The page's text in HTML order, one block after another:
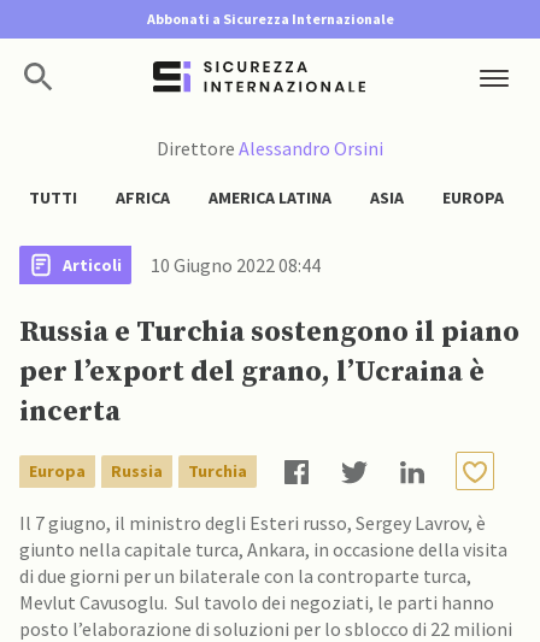
Abbonati a Sicurezza Internazionale
Direttore Alessandro Orsini
TUTTI AFRICA AMERICA LATINA ASIA EUROPA
Articoli 10 Giugno 2022 08:44
Russia e Turchia sostengono il piano
per l’export del grano, l’Ucraina è
incerta
Europa Russia Turchia
Il 7 giugno, il ministro degli Esteri russo, Sergey Lavrov, è
giunto nella capitale turca, Ankara, in occasione della visita
di due giorni per un bilaterale con la controparte turca,
Mevlut Cavusoglu. Sul tavolo dei negoziati, le parti hanno
posto l’elaborazione di soluzioni per lo sblocco di 22 milioni